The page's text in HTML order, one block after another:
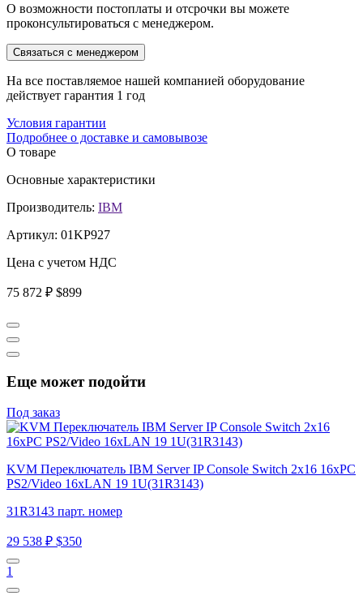
О возможности постоплаты и отсрочки вы можете
проконсультироваться с менеджером.
Связаться с менеджером
На все поставляемое нашей компанией оборудование
действует гарантия 1 год
Условия гарантии
Подробнее о доставке и самовывозе
О товаре
Основные характеристики
Производитель: IBM
Артикул: 01KP927
Цена с учетом НДС
75 872 ₽ $899
Еще может подойти
Под заказ
KVM Переключатель IBM Server IP Console Switch 2x16 16хPC
PS2/Video 16xLAN 19 1U(31R3143)
31R3143 парт. номер
29 538 ₽ $350
1